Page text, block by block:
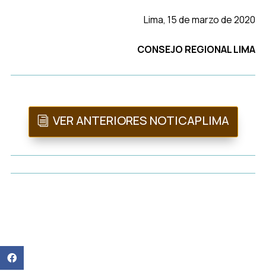
Lima, 15 de marzo de 2020
CONSEJO REGIONAL LIMA
VER ANTERIORES NOTICAPLIMA